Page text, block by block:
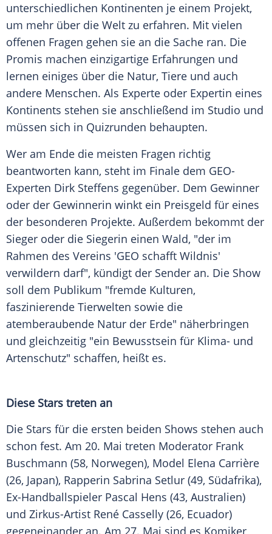
unterschiedlichen Kontinenten je einem Projekt,
um mehr über die Welt zu erfahren. Mit vielen
offenen Fragen gehen sie an die Sache ran. Die
Promis machen einzigartige Erfahrungen und
lernen einiges über die Natur, Tiere und auch
andere Menschen. Als Experte oder Expertin eines
Kontinents stehen sie anschließend im Studio und
müssen sich in Quizrunden behaupten.
Wer am Ende die meisten Fragen richtig
beantworten kann, steht im Finale dem GEO-
Experten Dirk Steffens gegenüber. Dem Gewinner
oder der Gewinnerin winkt ein Preisgeld für eines
der besonderen Projekte. Außerdem bekommt der
Sieger oder die Siegerin einen Wald, "der im
Rahmen des Vereins 'GEO schafft Wildnis'
verwildern darf", kündigt der Sender an. Die Show
soll dem Publikum "fremde Kulturen,
faszinierende Tierwelten sowie die
atemberaubende Natur der Erde" näherbringen
und gleichzeitig "ein Bewusstsein für Klima- und
Artenschutz" schaffen, heißt es.
Diese Stars treten an
Die Stars für die ersten beiden Shows stehen auch
schon fest. Am 20. Mai treten Moderator Frank
Buschmann (58, Norwegen), Model Elena Carrière
(26, Japan), Rapperin Sabrina Setlur (49, Südafrika),
Ex-Handballspieler Pascal Hens (43, Australien)
und Zirkus-Artist René Casselly (26, Ecuador)